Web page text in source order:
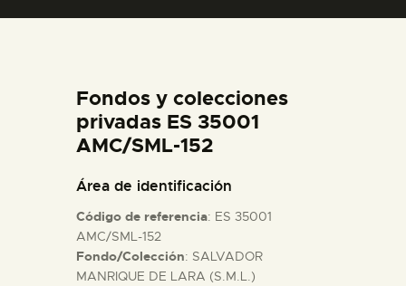
ESPAÑOL
PREPARAR LA VISITA
█
Fondos y colecciones
privadas ES 35001
AMC/SML-152
Área de identificación
Código de referencia: ES 35001
AMC/SML-152
Fondo/Colección: SALVADOR
MANRIQUE DE LARA (S.M.L.)